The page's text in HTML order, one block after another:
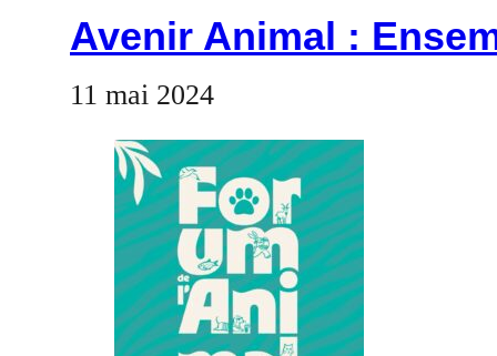
Avenir Animal :
11 mai 2024